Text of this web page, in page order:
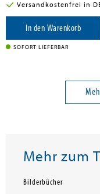
Versandkostenfrei in
In den Warenkorb
SOFORT LIEFERBAR
Mehr zum
Bilderbücher